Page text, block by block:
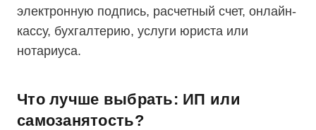
электронную подпись, расчетный счет, онлайн-
кассу, бухгалтерию, услуги юриста или
нотариуса.
Что лучше выбрать: ИП или
самозанятость?